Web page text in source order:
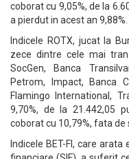
coborat cu 9,05%, de la
a pierdut in acest an 9,88%.
Indicele ROTX, jucat la
zece dintre cele mai
SocGen, Banca
Petrom, Impact, Banca
Flamingo International,
9,70%, de la 21.442,05
coborat cu 10,79%, fata
Indicele BET-FI, care